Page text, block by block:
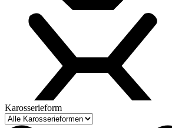
Karosserieform